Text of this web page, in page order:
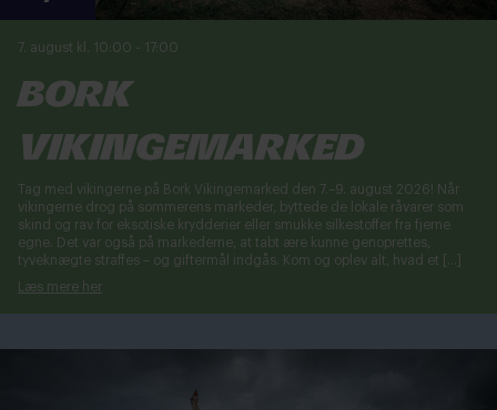
7. august kl. 10:00 - 17:00
Bork
Vikingemarked
Tag med vikingerne på Bork Vikingemarked den 7.–9. august 2026! Når
vikingerne drog på sommerens markeder, byttede de lokale råvarer som
skind og rav for eksotiske krydderier eller smukke silkestoffer fra fjerne
egne. Det var også på markederne, at tabt ære kunne genoprettes,
tyveknægte straffes – og giftermål indgås. Kom og oplev alt, hvad et […]
Læs mere her